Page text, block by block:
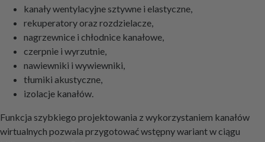
kanały wentylacyjne sztywne i elastyczne,
rekuperatory oraz rozdzielacze,
nagrzewnice i chłodnice kanałowe,
czerpnie i wyrzutnie,
nawiewniki i wywiewniki,
tłumiki akustyczne,
izolacje kanałów.
Funkcja szybkiego projektowania z wykorzystaniem kanałów
wirtualnych pozwala przygotować wstępny wariant w ciągu